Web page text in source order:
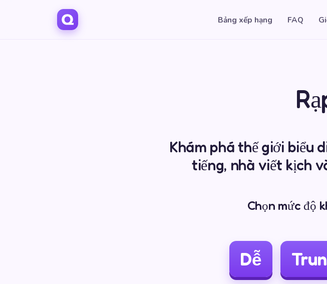
Bảng xếp hạng FAQ
Khám phá thế giới biểu
tiếng, nhà viết kịch
Chọn mức độ
Dễ